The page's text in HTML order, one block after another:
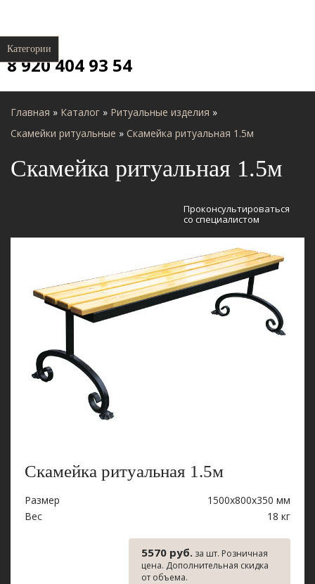
8 920 404 93 54
Главная » Каталог » Ритуальные изделия »
Скамейки ритуальные » Скамейка ритуальная 1.5м
Скамейка ритуальная 1.5м
Проконсультироваться
со специалистом
Скамейка ритуальная 1.5м
Размер
1500х800х350 мм
Вес
18 кг
5570 руб. за шт. Розничная
цена. Дополнительная скидка
от объема.
Категории